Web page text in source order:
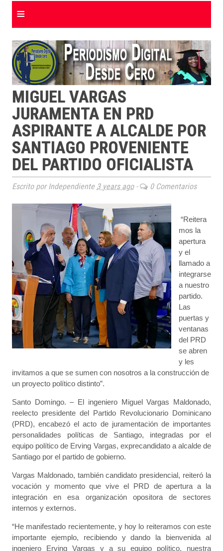
≡
MIGUEL VARGAS
JURAMENTA EN PRD
ASPIRANTE A ALCALDE POR
SANTIAGO PROVENIENTE
DEL PARTIDO OFICIALISTA
Escrito por Independiente 3 years ago- 0 Comentarios
“Reitera
mos la
apertura
y el
llamado a
integrarse
a nuestro
partido.
Las
puertas y
ventanas
del PRD
se abren
y les
invitamos a que se sumen con nosotros a la construcción de
un proyecto político distinto”.
Santo Domingo. – El ingeniero Miguel Vargas Maldonado,
reelecto presidente del Partido Revolucionario Dominicano
(PRD), encabezó el acto de juramentación de importantes
personalidades políticas de Santiago, integradas por el
equipo político de Erving Vargas, exprecandidato a alcalde de
Santiago por el partido de gobierno.
Vargas Maldonado, también candidato presidencial, reiteró la
vocación y momento que vive el PRD de apertura a la
integración en esa organización opositora de sectores
internos y externos.
“He manifestado recientemente, y hoy lo reiteramos con este
importante ejemplo, recibiendo y dando la bienvenida al
ingeniero Erving Vargas y a su equipo político, nuestra